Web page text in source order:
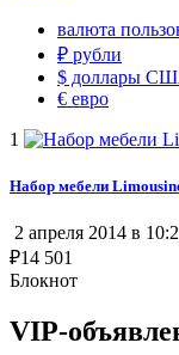
валюта
₽ рубли
$ доллары
€ евро
1
Набор мебели
2 апреля 2014 в
₽14 501
Блокнот
VIP-